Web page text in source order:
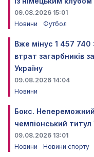
09.08.2026 15:01
Новини
Футбол
Вже мінус 1 457 740
втрат загарбників
Україну
09.08.2026 14:04
Новини
Бокс.
чемпіонський титул
09.08.2026 13:01
Новини
Новини спорту